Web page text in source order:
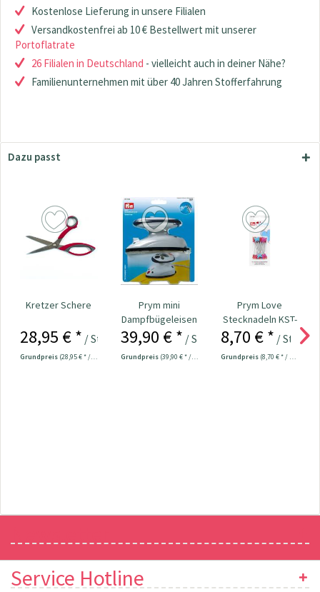
Kostenlose Lieferung in unsere Filialen
Versandkostenfrei ab 10 € Bestellwert mit unserer
Portoflatrate
26 Filialen in Deutschland - vielleicht auch in deiner Nähe?
Familienunternehmen mit über 40 Jahren Stofferfahrung
Dazu passt
Kretzer Schere
28,95 € * / Stück
Grundpreis (28,95 € * / 1 Stück)
Prym mini
Dampfbügeleisen
Nr. 611915
39,90 € * / Stück
Grundpreis (39,90 € * / 1 Stück)
Prym Love
Stecknadeln KST-
Kopf 50 x 0,60...
8,70 € * / Stück
Grundpreis (8,70 € * / 1 Stück)
Service Hotline